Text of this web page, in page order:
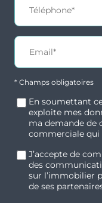
* Champs obligatoires
En soumettant
exploite mes
ma demande de
commerciale qui
J’accepte de
des
sur l’immobilier
de ses